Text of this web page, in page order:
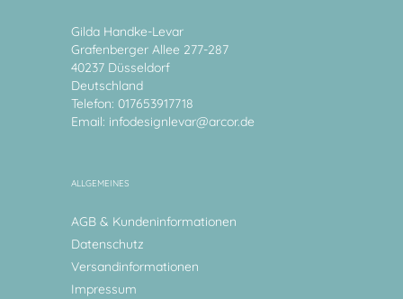
Gilda Handke-Levar
Grafenberger Allee 277-287
40237 Düsseldorf
Deutschland
Telefon: 017653917718
Email: infodesignlevar@arcor.de
ALLGEMEINES
AGB & Kundeninformationen
Datenschutz
Versandinformationen
Impressum